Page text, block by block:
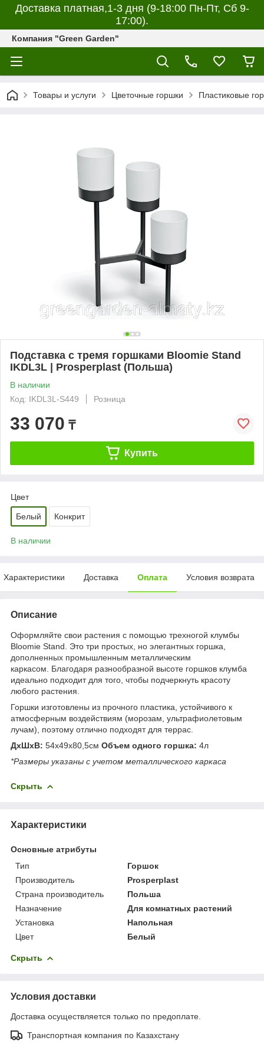
Доставка платная,1-3 дня (9-18:00 Пн-Пт, Сб 9-
17:00).
Компания "Green Garden"
Товары и услуги Цветочные горшки Пластиковые
Подставка с тремя горшками Bloomie Stand
IKDL3L | Prosperplast (Польша)
В наличии
Код: IKDL3L-S449
Розница
33 070 ₸
Купить
Цвет
Белый Конкрит
В наличии
Характеристики Доставка Оплата Условия возврата
Описание
Оформляйте свои растения с помощью трехногой клумбы
Bloomie Stand. Это три простых, но элегантных горшка,
дополненных промышленным металлическим
каркасом. Благодаря разнообразной высоте горшков клумба
идеально подходит для того, чтобы подчеркнуть красоту
любого растения.
Горшки изготовлены из прочного пластика, устойчивого к
атмосферным воздействиям (морозам, ультрафиолетовым
лучам), поэтому отлично подходят для террас.
ДхШхВ: 54х49х80,5см Объем одного горшка: 4л
*Размеры указаны с учетом металлического каркаса
Скрыть
Характеристики
Основные атрибуты
Тип
Горшок
Производитель
Prosperplast
Страна производитель
Польша
Назначение
Для комнатных растений
Установка
Напольная
Цвет
Белый
Скрыть
Условия доставки
Доставка осуществляется только по предоплате.
Транспортная компания по Казахстану